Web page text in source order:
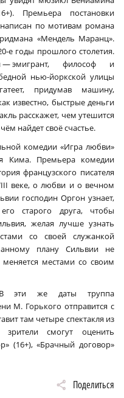
Премьера постановки
по мотивам романа
«Мендель Маранц».
годы прошлого столетия.
— эмигрант, философ и
нью-йоркской улицы
придумав машину,
известно, быстрые деньги
расскажет, чем утешится
найдет своё счастье.
комедии «Игра любви»
Кима. Премьера комедии
французского писателя
веке, о любви и о вечном
господин Оргон узнает,
старого друга, чтобы
желая лучше узнать
со своей служанкой
плану Сильвии не
местами со своим
В эти же даты труппа
М. Горького отправится с
там четыре спектакля из
зрители смогут оценить
(16+), «Брачный договор»
Поделиться